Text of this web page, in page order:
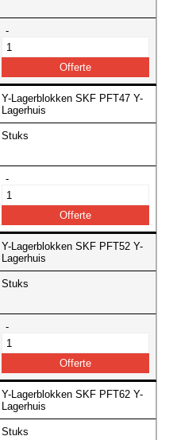
-
Y-Lagerblokken SKF PFT47 Y-
Lagerhuis
Stuks
-
Y-Lagerblokken SKF PFT52 Y-
Lagerhuis
Stuks
-
Y-Lagerblokken SKF PFT62 Y-
Lagerhuis
Stuks